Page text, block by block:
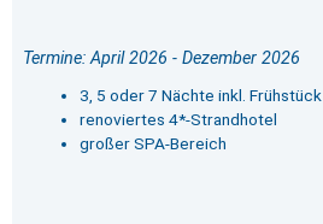
Termine: April 2026 - Dezember 2026
3, 5 oder 7 Nächte inkl. Frühstück
renoviertes 4*-Strandhotel
großer SPA-Bereich